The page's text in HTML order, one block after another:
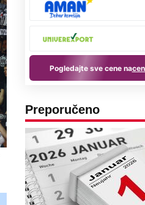
Preporučeno